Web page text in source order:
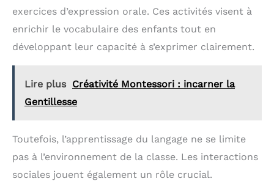
exercices d’expression orale. Ces activités visent à
enrichir le vocabulaire des enfants tout en
développant leur capacité à s’exprimer clairement.
Lire plus Créativité Montessori : incarner la
Gentillesse
Toutefois, l’apprentissage du langage ne se limite
pas à l’environnement de la classe. Les interactions
sociales jouent également un rôle crucial.